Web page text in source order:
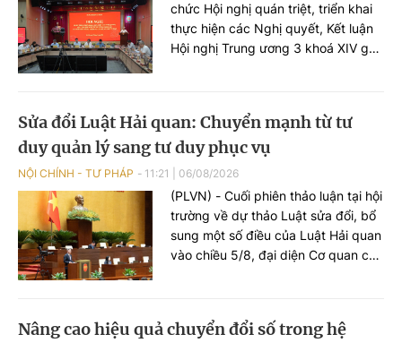
chức Hội nghị quán triệt, triển khai
thực hiện các Nghị quyết, Kết luận
Hội nghị Trung ương 3 khoá XIV gắn
Sửa đổi Luật Hải quan: Chuyển mạnh từ tư
duy quản lý sang tư duy phục vụ
NỘI CHÍNH - TƯ PHÁP 11:21 06/08/2026
(PLVN) - Cuối phiên thảo luận tại hội
trường về dự thảo Luật sửa đổi, bổ
sung một số điều của Luật Hải quan
vào chiều 5/8, đại diện Cơ quan chủ
thiện dự thảo Luật theo hướng xây
Nâng cao hiệu quả chuyển đổi số trong hệ